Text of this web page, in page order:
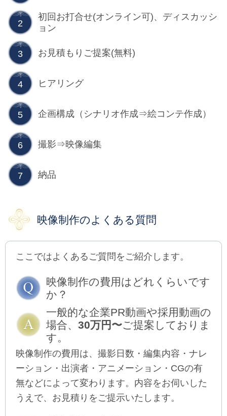
2
初回お打合せ(オンライン可)、ディスカッシ
ョン
3 お見積もりご提案(無料)
4 ヒアリング
5 企画構成（シナリオ作成⇒絵コンテ作成）
6 撮影⇒映像編集
7 納品
映像制作のよくある質問
ここではよくあるご質問をご紹介します。
映像制作の費用はどれくらいです
か？
一般的な企業PR動画や採用動画の
場合、 30万円〜 ご提案しておりま
す。
映像制作の費用は、撮影日数・編集内容・ナレ
ーション・出演者・アニメーション・CGの有
無などによって変わります。内容をお伺いした
うえで、お見積りをご提示いたします。